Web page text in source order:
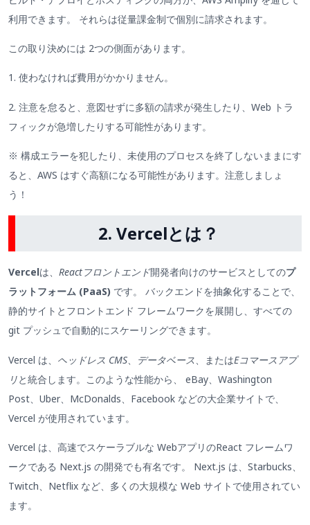
利用できます。 それらは従量課金制で個別に請求されます。
この取り決めには 2つの側面があります。
1. 使わなければ費用がかかりません。
2. 注意を怠ると、意図せずに多額の請求が発生したり、Web トラ
フィックが急増したりする可能性があります。
※ 構成エラーを犯したり、未使用のプロセスを終了しないままにす
ると、AWS はすぐ高額になる可能性があります。注意しましょ
う！
2. Vercelとは？
Vercelは、 Reactフロントエンド開発者向けのサービスとしてのプ
ラットフォーム (PaaS) です。 バックエンドを抽象化することで、
静的サイトとフロントエンド フレームワークを展開し、すべての
git プッシュで自動的にスケーリングできます。
Vercel は、 ヘッドレス CMS データベース 、またはEコマースアプ
リと統合します。このような性能から、 eBay、Washington
Post、Uber、McDonalds、Facebook などの大企業サイトで、
Vercel が使用されています。
Vercel は、高速でスケーラブルな WebアプリのReact フレームワ
ークである Next.js の開発でも有名です。 Next.js は、Starbucks、
Twitch、Netflix など、多くの大規模な Web サイトで使用されてい
ます。